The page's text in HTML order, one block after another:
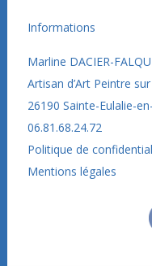
Informations
Marline DACIER-
Artisan d’Art Peintre
26190 Sainte-Eulalie-
06.81.68.24.72
Politique de
Mentions légales